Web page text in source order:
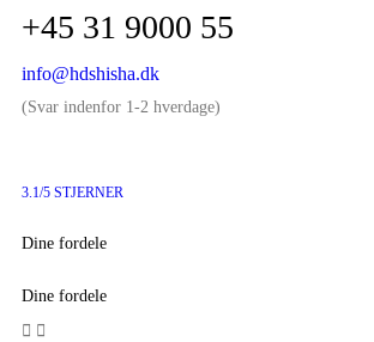
+45 31 9000 55
info@hdshisha.dk
(Svar indenfor 1-2 hverdage)
3.1/5 STJERNER
Dine fordele
Dine fordele
 